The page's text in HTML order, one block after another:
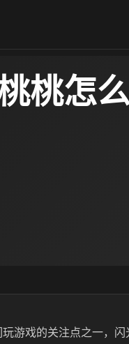
桃怎
游戏的关注点之一，